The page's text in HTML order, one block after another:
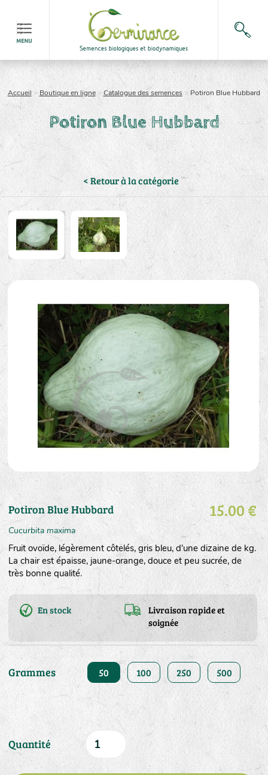
Accueil > Boutique en ligne>Catalogue des semences > Potiron Blue Hubbard
Potiron Blue Hubbard
< Retour à la catégorie
Potiron Blue Hubbard
Cucurbita maxima
15.00 €
Fruit ovoïde, légèrement côtelés, gris bleu, d'une dizaine de kg.
La chair est épaisse, jaune-orange, douce et peu sucrée, de
très bonne qualité.
En stock
Livraison rapide et
soignée
Grammes 50 100 250 500
Quantité